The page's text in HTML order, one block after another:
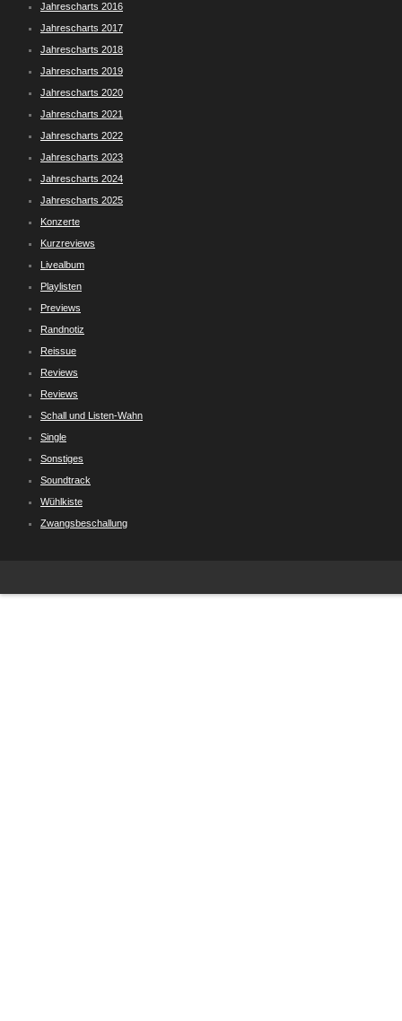
Jahrescharts 2016
Jahrescharts 2017
Jahrescharts 2018
Jahrescharts 2019
Jahrescharts 2020
Jahrescharts 2021
Jahrescharts 2022
Jahrescharts 2023
Jahrescharts 2024
Jahrescharts 2025
Konzerte
Kurzreviews
Livealbum
Playlisten
Previews
Randnotiz
Reissue
Reviews
Reviews
Schall und Listen-Wahn
Single
Sonstiges
Soundtrack
Wühlkiste
Zwangsbeschallung